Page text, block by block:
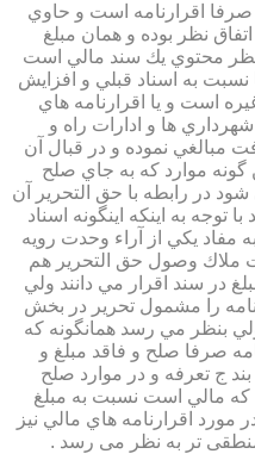
صرفا اقرارنامه است و حاوي
نظر بوده و همان مبلغ
ازنظر محتوي يك سند مالي است
نسبت به اسناد قبلي و افزايش
است و يا اقرارنامه هاي
ها و ادارات راه و
مبالغي نموده و در قبال آن
گونه موارد كه به جاي صلح
در رابطه با حق التحرير آن
توجه به اينكه اينگونه اسناد
مفاد يكي از آراء وحدت رويه
ملاك وصول حق التحرير هم
در سند اقرار مي دانند ولي
را مشمول تحرير در بخش
ولي بنظر مي رسد همانگونه كه
صرفا صلح و فاقد مبلغ و
ج تعرفه و در موارد صلح
كه مالي است نسبت به مبلغ
مورد اقرارنامه هاي مالي نيز
تر به نظر می رسد .